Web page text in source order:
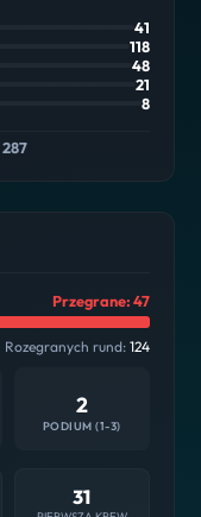
41
118
48
21
8
287
Przegrane: 47
Rozegranych rund: 124
2
PODIUM (1-3)
31